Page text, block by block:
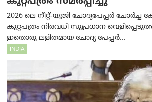
2026 ലെ നീറ്റ്-യുജി ചോദ്യപേപ്പർ
കുറ്റപത്രം നിരവധി സുപ്രധാന
ഇതൊരു ലളിതമായ ചോദ്യ പേപ്പർ...
INDIA